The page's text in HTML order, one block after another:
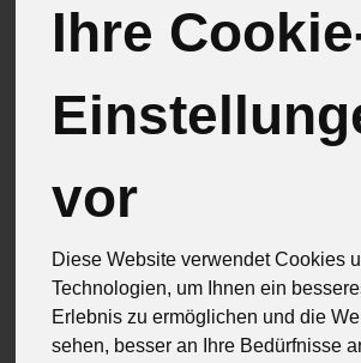
Ihre
vor
Diese Website verwendet Cookies
Technologien, um Ihnen ein
Erlebnis zu ermöglichen und die
sehen, besser an Ihre Bedürfnisse
Feinkost & Geschenke